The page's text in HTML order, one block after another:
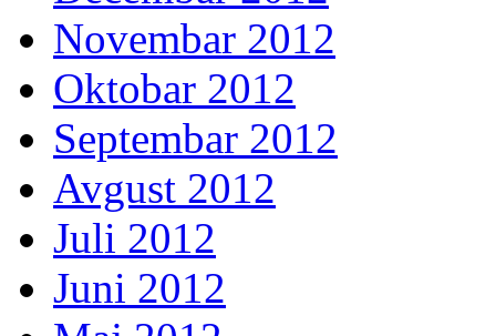
Novembar 2012
Oktobar 2012
Septembar 2012
Avgust 2012
Juli 2012
Juni 2012